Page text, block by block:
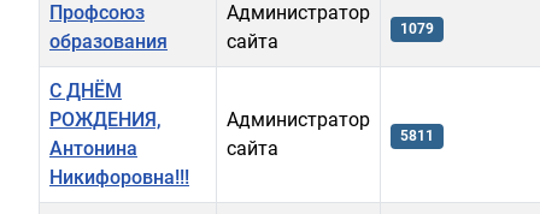
Профсоюз
образования
Администратор
сайта
1079
С ДНЁМ
РОЖДЕНИЯ,
Антонина
Никифоровна!!!
Администратор
сайта
5811